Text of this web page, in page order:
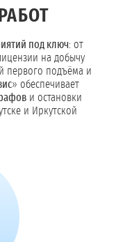
под ключ: от
на добычу
первого подъёма и
» обеспечивает
и остановки
и Иркутской